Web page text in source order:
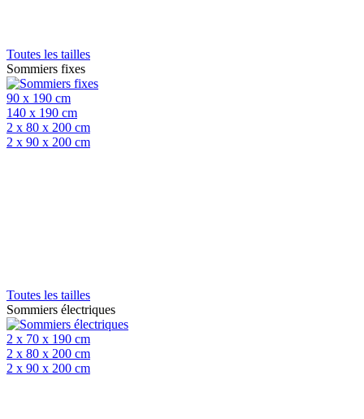
Toutes les tailles
Sommiers fixes
90 x 190 cm
140 x 190 cm
2 x 80 x 200 cm
2 x 90 x 200 cm
Toutes les tailles
Sommiers électriques
2 x 70 x 190 cm
2 x 80 x 200 cm
2 x 90 x 200 cm